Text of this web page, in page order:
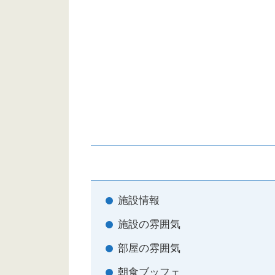
施設情報
施設の雰囲気
部屋の雰囲気
朝食ブッフェ